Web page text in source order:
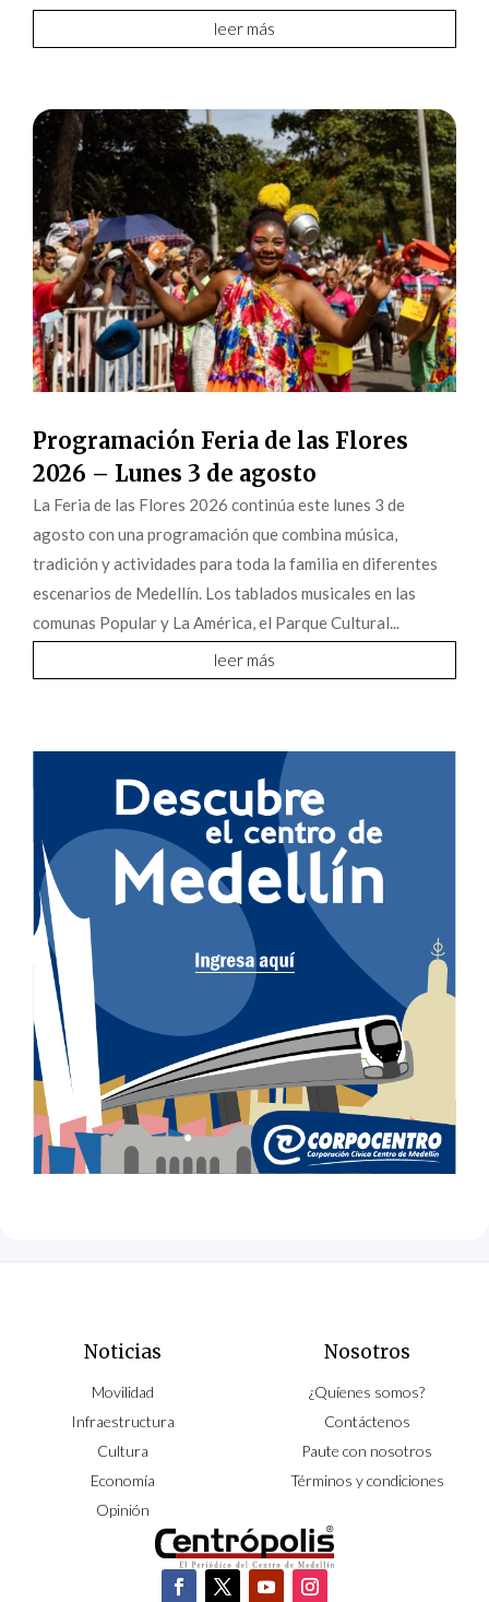
leer más
Programación Feria de las Flores
2026 – Lunes 3 de agosto
La Feria de las Flores 2026 continúa este lunes 3 de
agosto con una programación que combina música,
tradición y actividades para toda la familia en diferentes
escenarios de Medellín. Los tablados musicales en las
comunas Popular y La América, el Parque Cultural...
leer más
Noticias
Movilidad
Infraestructura
Cultura
Economía
Opinión
Nosotros
¿Quíenes somos?
Contáctenos
Paute con nosotros
Términos y condiciones